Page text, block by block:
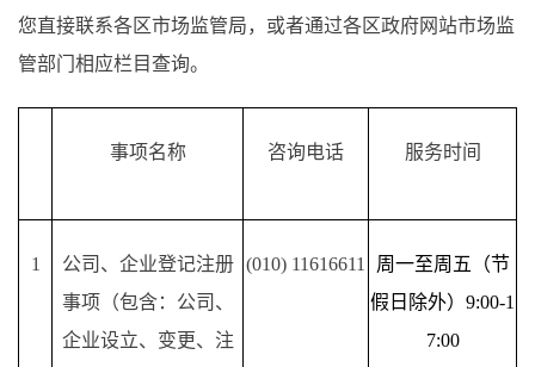
您直接联系各区市场监管局，或者通过各区政府网站市场监
管部门相应栏目查询。
事项名称 咨询电话 服务时间
1
公司、企业登记注册
事项（包含：公司、
企业设立、变更、注
(010) 11616611
周一至周五（节
假日除外） 9:00-1
7:00